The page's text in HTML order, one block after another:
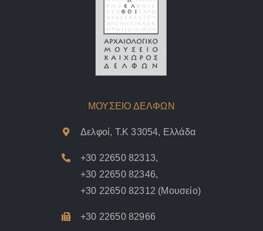
ΜΟΥΣΕΙΟ ΔΕΛΦΩΝ
Δελφοί, Τ.Κ 33054, Ελλάδα
+30 22650 82313,
+30 22650 82346,
+30 22650 82312 (Μουσείο)
+30 22650 82966